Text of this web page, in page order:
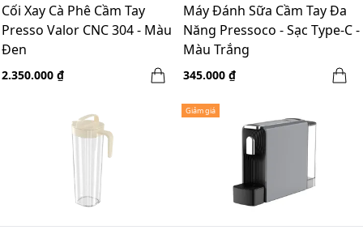
Cối Xay Cà Phê Cầm Tay
Presso Valor CNC 304 - Màu
Đen
2.350.000 ₫
Máy Đánh Sữa Cầm Tay Đa
Năng Pressoco - Sạc Type-C -
Màu Trắng
345.000 ₫
Giảm giá